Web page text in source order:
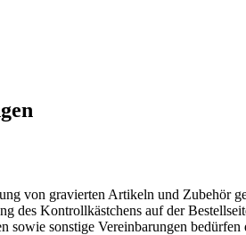
von gravierten Artikeln und Zubehör
des Kontrollkästchens auf der
sowie sonstige Vereinbarungen